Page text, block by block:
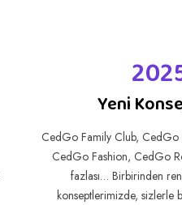
Yeni
CedGo Family Club,
CedGo Fashion, CedGo
fazlası… Birbirinden
konseptlerimizde, sizlerle